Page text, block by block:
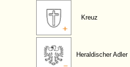
Kreuz
Heraldischer Adler